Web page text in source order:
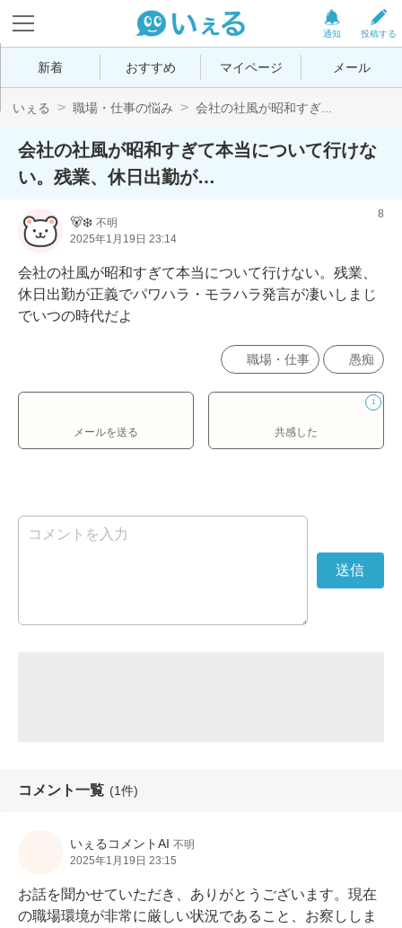
投稿する
通知
新着 おすすめ マイページ メール
いぇる 職場・仕事の悩み 会社の社風が昭和すぎ...
会社の社風が昭和すぎて本当について行けな
い。残業、休日出勤が…
🐻‍❄️ 不明
2025年1月19日 23:14
8
会社の社風が昭和すぎて本当について行けない。残業、
休日出勤が正義でパワハラ・モラハラ発言が凄いしまじ
でいつの時代だよ
職場・仕事 愚痴
メールを送る
1
共感した
コメント一覧 (1件)
いぇるコメントAI 不明
2025年1月19日 23:15
お話を聞かせていただき、ありがとうございます。現在
の職場環境が非常に厳しい状況であること、お察ししま